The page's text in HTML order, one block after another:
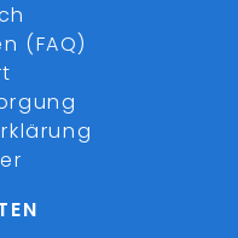
(FAQ)